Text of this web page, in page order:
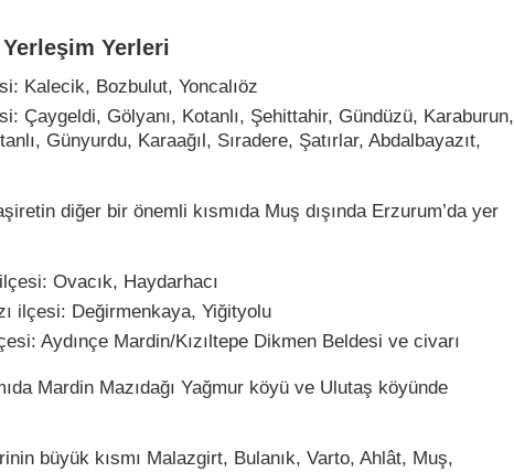
Yerleşim Yerleri
Kalecik, Bozbulut, Yoncalıöz
Çaygeldi, Gölyanı, Kotanlı, Şehittahir, Gündüzü, Karaburun,
Günyurdu, Karaağıl, Sıradere, Şatırlar, Abdalbayazıt,
diğer bir önemli kısmıda Muş dışında Erzurum’da yer
Ovacık, Haydarhacı
ilçesi: Değirmenkaya, Yiğityolu
Aydınçe Mardin/Kızıltepe Dikmen Beldesi ve civarı
Mardin Mazıdağı Yağmur köyü ve Ulutaş köyünde
büyük kısmı Malazgirt, Bulanık, Varto, Ahlât, Muş,